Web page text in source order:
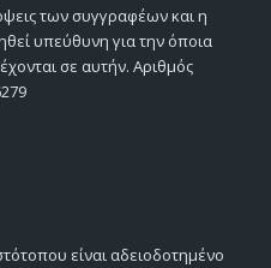
των συγγραφέων και η
υπεύθυνη για την όποια
σε αυτήν. Αριθμός
είναι αδειοδοτημένο